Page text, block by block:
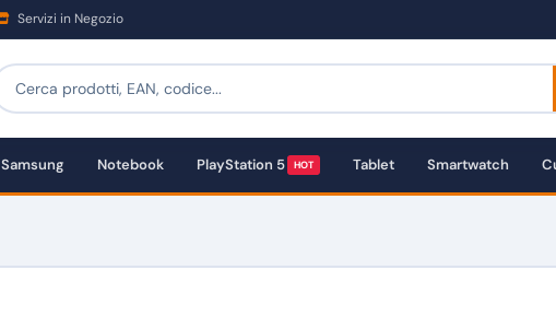
Servizi in Negozio
Samsung Notebook PlayStation 5 HOT Tablet Smartwatch